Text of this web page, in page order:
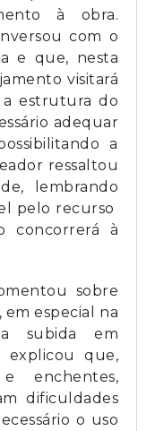
à obra.
com o
e que, nesta
visitará
a estrutura do
adequar
a
ressaltou
lembrando
pelo recurso
concorrerá à
sobre
em especial na
subida em
explicou que,
enchentes,
dificuldades
o uso